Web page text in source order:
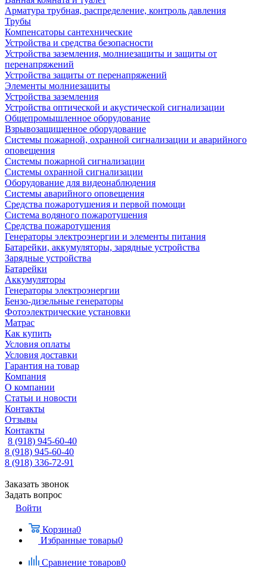
Арматура трубная, распределение, контроль давления
Трубы
Компенсаторы сантехнические
Устройства и средства безопасности
Устройства заземления, молниезащиты и защиты от
перенапряжений
Устройства защиты от перенапряжений
Элементы молниезащиты
Устройства заземления
Устройства оптической и акустической сигнализации
Общепромышленное оборудование
Взрывозащищенное оборудование
Системы пожарной, охранной сигнализации и аварийного
оповещения
Системы пожарной сигнализации
Системы охранной сигнализации
Оборудование для видеонаблюдения
Системы аварийного оповещения
Средства пожаротушения и первой помощи
Система водяного пожаротушения
Средства пожаротушения
Генераторы электроэнергии и элементы питания
Батарейки, аккумуляторы, зарядные устройства
Зарядные устройства
Батарейки
Аккумуляторы
Генераторы электроэнергии
Бензо-дизельные генераторы
Фотоэлектрические установки
Матрас
Как купить
Условия оплаты
Условия доставки
Гарантия на товар
Компания
О компании
Статьи и новости
Контакты
Отзывы
Контакты
8 (918) 945-60-40
8 (918) 945-60-40
8 (918) 336-72-91
Заказать звонок
Задать вопрос
Войти
Корзина0
Избранные товары0
Сравнение товаров0